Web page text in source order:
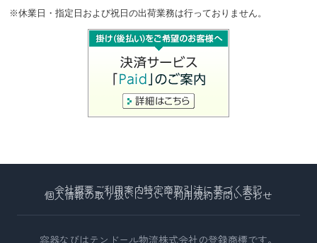
※休業日・指定日および祝日の出荷業務は行っておりません。
会社概要ご利用案内特定商取引法に基づく表記
個人情報の取り扱いについて利用規約お問い合わせ
容器なびはテンドール物流株式会社の登録商標です。